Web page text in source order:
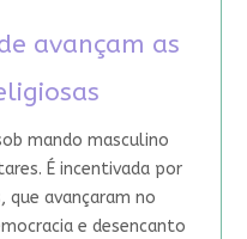
avançam as
mando masculino
É incentivada por
avançaram no
e desencanto